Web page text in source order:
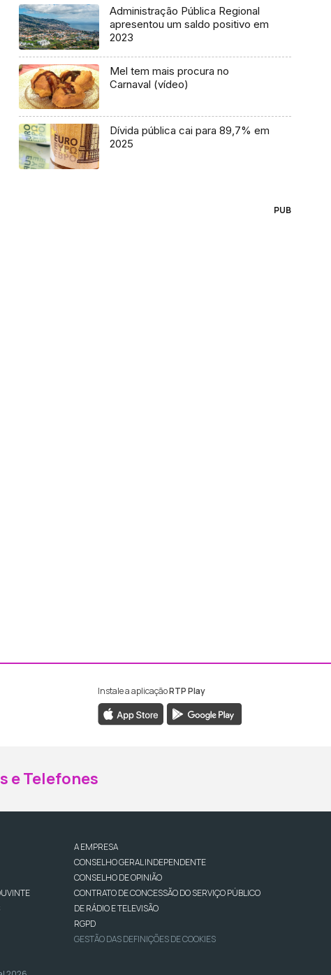
Administração Pública Regional
apresentou um saldo positivo em
2023
Mel tem mais procura no
Carnaval (vídeo)
Dívida pública cai para 89,7% em
2025
PUB
da RTP Madeira
Instagram da RTP Madeira
Instale a aplicaçãoRTP Play
e Telefones
A EMPRESA
CONSELHO GERAL INDEPENDENTE
CONSELHO DE OPINIÃO
CONTRATO DE CONCESSÃO DO SERVIÇO PÚBLICO
DE RÁDIO E TELEVISÃO
RGPD
GESTÃO DAS DEFINIÇÕES DE COOKIES